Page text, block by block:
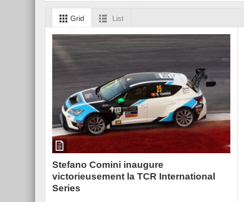
Grid List
Stefano Comini inaugure
victorieusement la TCR International
Series